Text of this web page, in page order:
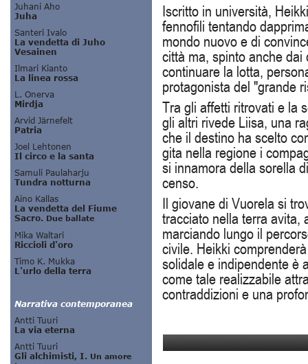
Iscritto in università,
fennofili tentando
mondo nuovo e di
città ma, spinto anche
continuare la lotta,
protagonista del "grande
Tra gli affetti ritrovati e la
gli altri rivede Liisa, una
che il destino ha scelto
gita nella regione i
si innamora della sorella
censo.
Il giovane di Vuorela si
tracciato nella terra avita,
marciando lungo il
civile. Heikki
solidale e indipendente è
come tale realizzabile
contraddizioni e una